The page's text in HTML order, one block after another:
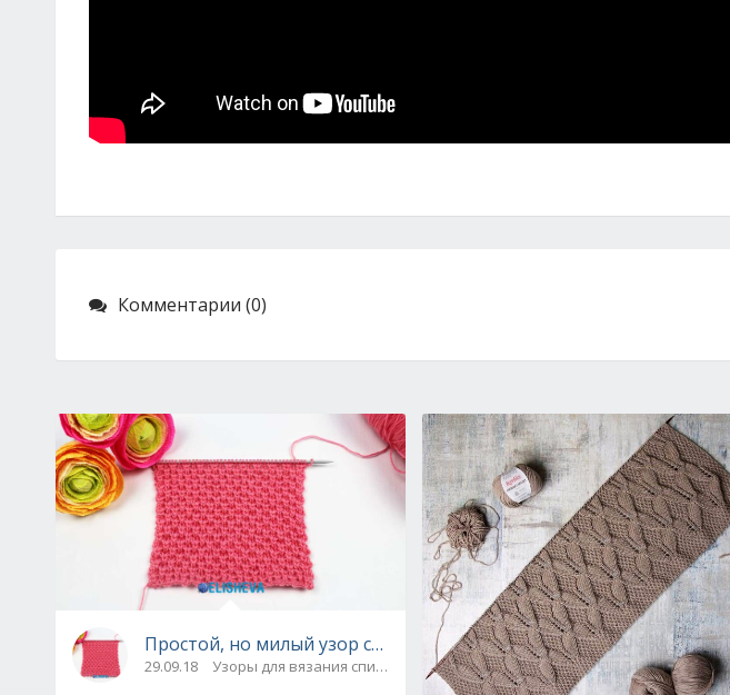
Комментарии (0)
Простой, но милый узор спицами с описанием и видео
29.09.18 Узоры для вязания спицами